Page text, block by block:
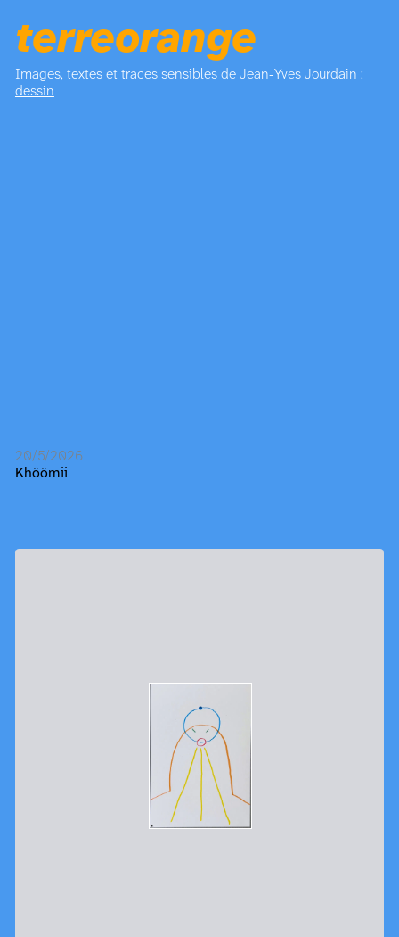
terreorange
Images, textes et traces sensibles de Jean-Yves Jourdain :
dessin
20/5/2026
Khöömii